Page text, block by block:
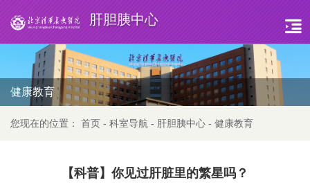
肝胆胰中心
健康教育
您现在的位置： 首页 - 科室导航 - 肝胆胰中心 - 健康教育
【科普】你见过肝脏里的繁星吗？